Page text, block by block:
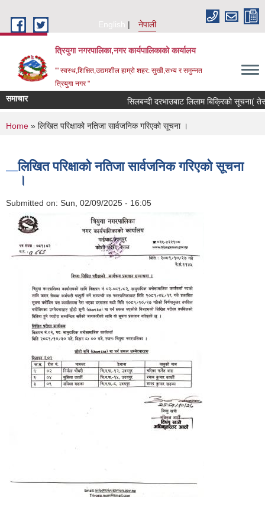
English
नेपाली
त्रियुगा नगरपालिका,नगर कार्यपालिकाको कार्यालय
'" स्वस्थ,शिक्षित,उद्यमशील हाम्रो शहर: सुखी,सभ्य र समुन्नत
त्रियुगा नगर "
समाचार सिलबन्दी दरभाउबाट लिलाम बिक्रिको सूचना(
You are here
Home » लिखित परिक्षाको नतिजा सार्वजनिक गरिएको सूचना ।
लिखित परिक्षाको नतिजा सार्वजनिक गरिएको सूचना
।
Submitted on: Sun, 02/09/2025 - 16:05